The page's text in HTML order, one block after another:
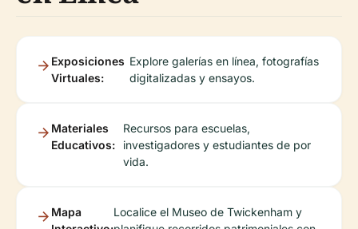
Exposiciones
Virtuales:
Explore galerías en línea, fotografías
digitalizadas y ensayos.
Materiales
Educativos:
Recursos para escuelas,
investigadores y estudiantes de por
vida.
Mapa
Localice el Museo de Twickenham y